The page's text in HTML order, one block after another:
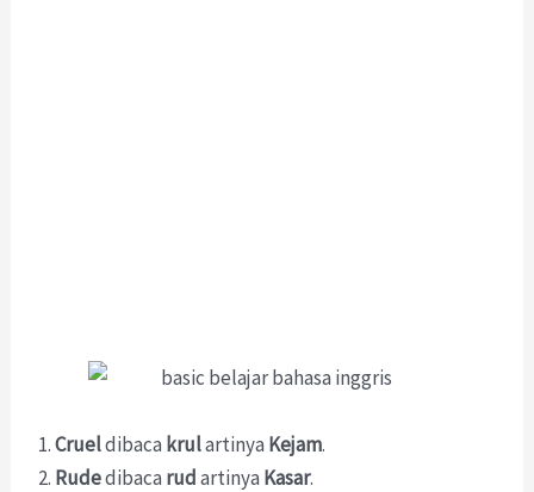
Crueldibaca krulartinya Kejam.
Rudedibaca rudartinya Kasar.